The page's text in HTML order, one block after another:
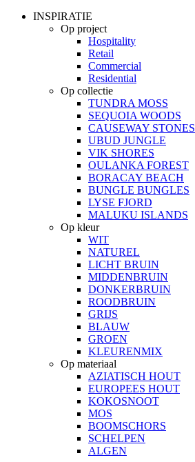
INSPIRATIE
Op project
Hospitality
Retail
Commercial
Residential
Op collectie
TUNDRA MOSS
SEQUOIA WOODS
CAUSEWAY STONES
UBUD JUNGLE
VIK SHORES
OULANKA FOREST
BORACAY BEACH
BUNGLE BUNGLES
LYSE FJORD
MALUKU ISLANDS
Op kleur
WIT
NATUREL
LICHT BRUIN
MIDDENBRUIN
DONKERBRUIN
ROODBRUIN
GRIJS
BLAUW
GROEN
KLEURENMIX
Op materiaal
AZIATISCH HOUT
EUROPEES HOUT
KOKOSNOOT
MOS
BOOMSCHORS
SCHELPEN
ALGEN